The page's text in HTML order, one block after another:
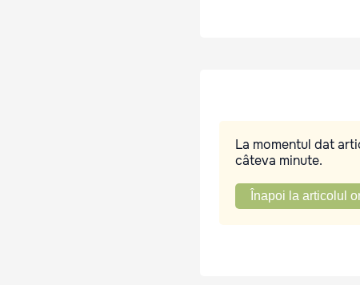
La momentul dat
câteva minute.
Înapoi la articolul